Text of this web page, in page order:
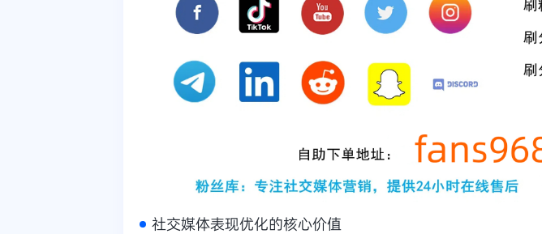
社交媒体表现优化的核心价值